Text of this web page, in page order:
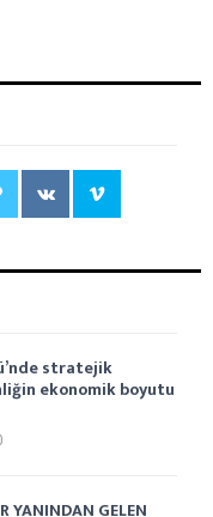
stratejik
ekonomik boyutu
YANINDAN GELEN